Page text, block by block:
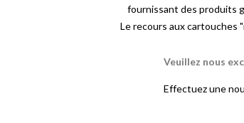
fournissant des produits
Le recours aux cartouches
Veuillez nous
Effectuez une